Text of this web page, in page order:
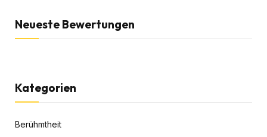
Neueste Bewertungen
Kategorien
Berühmtheit